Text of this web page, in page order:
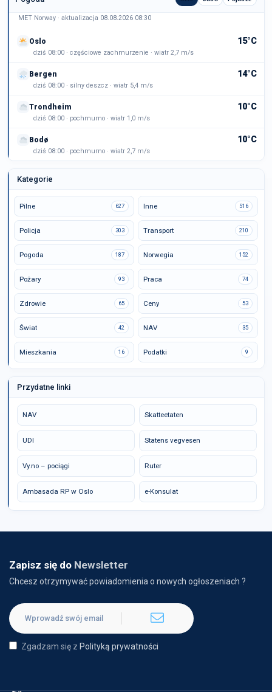
MET Norway · aktualizacja 08.08.2026 08:30
Oslo 15°C
dziś 08:00 · częściowe zachmurzenie · wiatr 2,7 m/s
Bergen 14°C
dziś 08:00 · silny deszcz · wiatr 5,4 m/s
Trondheim 10°C
dziś 08:00 · pochmurno · wiatr 1,0 m/s
Bodø 10°C
dziś 08:00 · pochmurno · wiatr 2,7 m/s
Kategorie
Pilne 627 Inne 516
Policja 303 Transport 210
Pogoda 187 Norwegia 152
Pożary 93 Praca 74
Zdrowie 65 Ceny 53
Świat 42 NAV 35
Mieszkania 16 Podatki 9
Przydatne linki
NAV Skatteetaten
UDI Statens vegvesen
Vy.no – pociągi Ruter
Ambasada RP w Oslo e-Konsulat
Zapisz się do Newsletter
Chcesz otrzymywać powiadomienia o nowych ogłoszeniach ?
Zgadzam się z Polityką prywatności